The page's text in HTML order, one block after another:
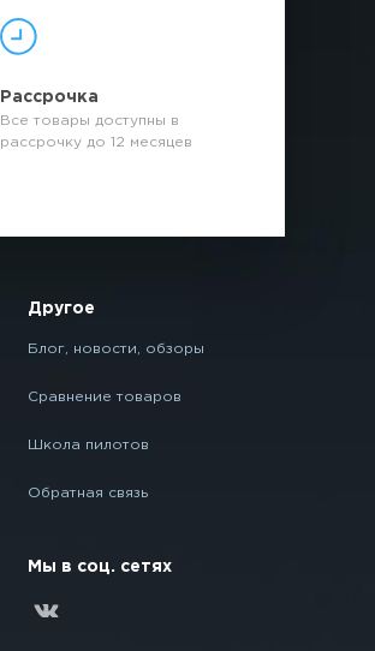
Рассрочка
Все товары доступны в
рассрочку до 12 месяцев
Другое
Блог, новости, обзоры
Сравнение товаров
Школа пилотов
Обратная связь
Мы в соц. сетях